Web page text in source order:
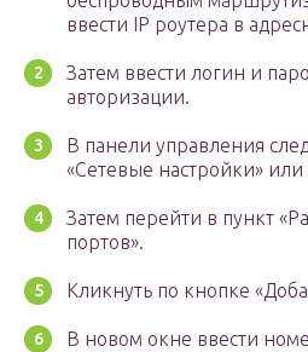
ввести IP роутера в
Затем ввести логин и
авторизации.
В панели управления
«Сетевые настройки» или
Затем перейти в пункт
портов».
Кликнуть по кнопке
В новом окне ввести